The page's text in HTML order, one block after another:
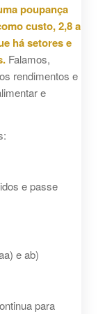
poupança
custo, 2,8 a
há setores e
Falamos,
rendimentos e
e
e passe
e ab)
para